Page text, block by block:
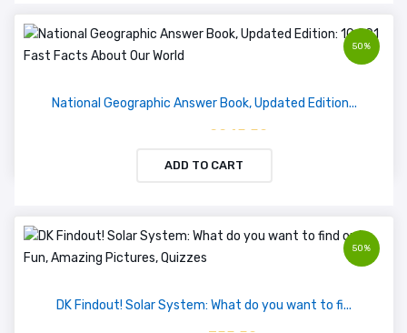
50%
National Geographic Answer Book, Updated Edition...
৳ 2245.50
ADD TO CART
50%
DK Findout! Solar System: What do you want to fi...